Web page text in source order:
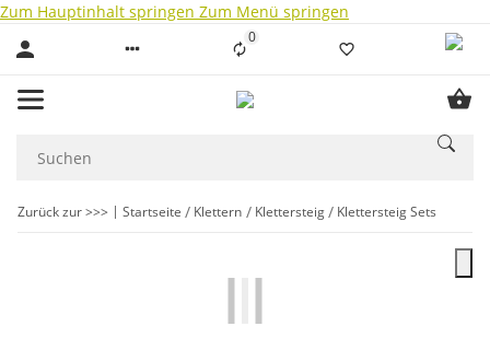
Zum Hauptinhalt springen Zum Menü springen
0Liste ist leer
Zurück zur >>> Startseite Klettern Klettersteig Klettersteig Sets